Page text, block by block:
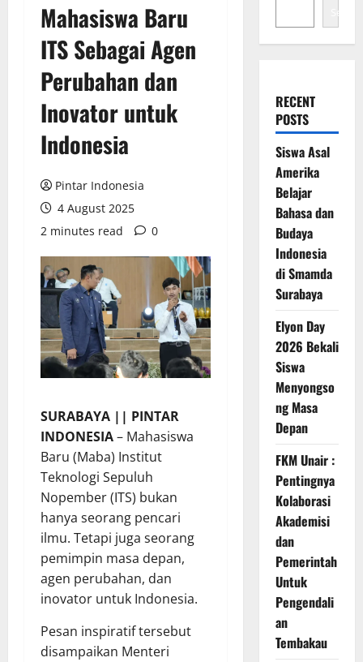
Mahasiswa Baru
ITS Sebagai Agen
Perubahan dan
Inovator untuk
Indonesia
Pintar Indonesia
4 August 2025
2 minutes read
0
SURABAYA || PINTAR
INDONESIA– Mahasiswa
Baru (Maba) Institut
Teknologi Sepuluh
Nopember (ITS) bukan
hanya seorang pencari
ilmu. Tetapi juga seorang
pemimpin masa depan,
agen perubahan, dan
inovator untuk Indonesia.
Pesan inspiratif tersebut
disampaikan Menteri
Search
RECENT
POSTS
Siswa Asal
Amerika
Belajar
Bahasa dan
Budaya
Indonesia
di Smamda
Surabaya
Elyon Day
2026 Bekali
Siswa
Menyongso
ng Masa
Depan
FKM Unair :
Pentingnya
Kolaborasi
Akademisi
dan
Pemerintah
Untuk
Pengendali
an
Tembakau